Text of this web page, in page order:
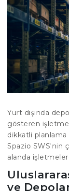
Yurt dışında
gösteren
dikkatli
Spazio SWS'nin
alanda
ve